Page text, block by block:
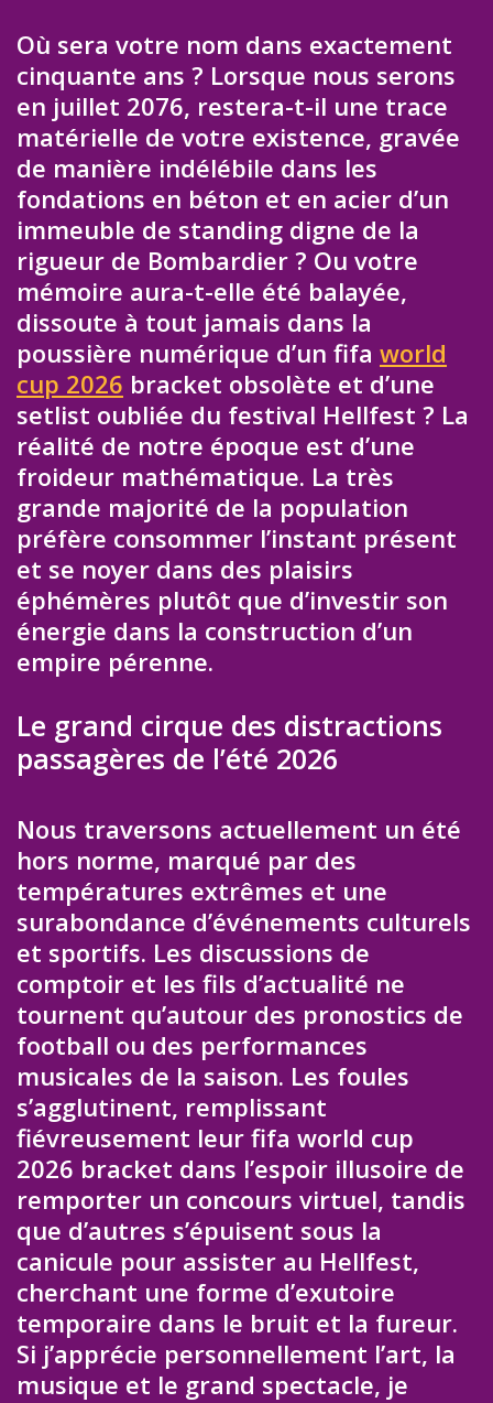
Où sera votre nom dans exactement
cinquante ans ? Lorsque nous serons
en juillet 2076, restera-t-il une trace
matérielle de votre existence, gravée
de manière indélébile dans les
fondations en béton et en acier d’un
immeuble de standing digne de la
rigueur de Bombardier ? Ou votre
mémoire aura-t-elle été balayée,
dissoute à tout jamais dans la
poussière numérique d’un fifa world
cup 2026 bracket obsolète et d’une
setlist oubliée du festival Hellfest ? La
réalité de notre époque est d’une
froideur mathématique. La très
grande majorité de la population
préfère consommer l’instant présent
et se noyer dans des plaisirs
éphémères plutôt que d’investir son
énergie dans la construction d’un
empire pérenne.
Le grand cirque des distractions
passagères de l’été 2026
Nous traversons actuellement un été
hors norme, marqué par des
températures extrêmes et une
surabondance d’événements culturels
et sportifs. Les discussions de
comptoir et les fils d’actualité ne
tournent qu’autour des pronostics de
football ou des performances
musicales de la saison. Les foules
s’agglutinent, remplissant
fiévreusement leur fifa world cup
2026 bracket dans l’espoir illusoire de
remporter un concours virtuel, tandis
que d’autres s’épuisent sous la
canicule pour assister au Hellfest,
cherchant une forme d’exutoire
temporaire dans le bruit et la fureur.
Si j’apprécie personnellement l’art, la
musique et le grand spectacle, je